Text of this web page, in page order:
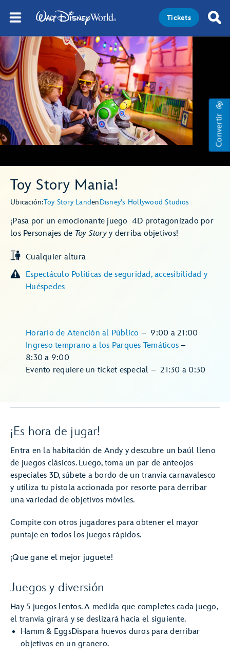
Tickets
Convertir
Toy Story Mania!
Ubicación:Toy Story LandenDisney's Hollywood Studios
¡Pasa por un emocionante juego 4D protagonizado por
los Personajes de Toy Storyy derriba objetivos!
Cualquier altura
Espectáculo Políticas de seguridad, accesibilidad y
Huéspedes
Ingreso temprano a los Parques Temáticos–
8:30 a 9:00
Horario de Atención al Público – 9:00 a 21:00
Evento requiere un ticket especial –21:30 a 0:30
¡Es hora de jugar!
Entra en la habitación de Andy y descubre un baúl lleno
de juegos clásicos. Luego, toma un par de anteojos
especiales 3D, súbete a bordo de un tranvía carnavalesco
y utiliza tu pistola accionada por resorte para derribar
una variedad de objetivos móviles.
Compite con otros jugadores para obtener el mayor
puntaje en todos los juegos rápidos.
¡Que gane el mejor juguete!
Juegos y diversión
Hay 5 juegos lentos. A medida que completes cada juego,
el tranvía girará y se deslizará hacia el siguiente.
Hamm & EggsDispara huevos duros para derribar
objetivos en un granero.